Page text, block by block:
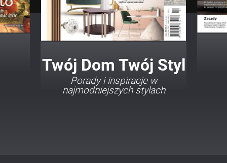
Twój Dom Twój Styl
Porady i inspiracje w
najmodniejszych stylach